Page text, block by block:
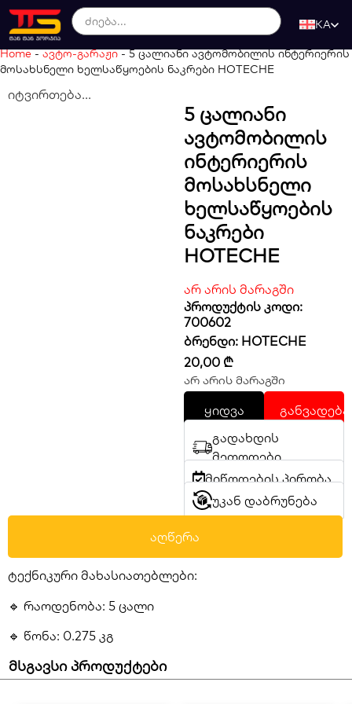
KA
Home-ავტო-გარაჟი-5 ცალიანი ავტომობილის ინტერიერის
მოსახსნელი ხელსაწყოების ნაკრები HOTECHE
იტვირთება...
5 Ცალიანი
Ავტომობილის
Ინტერიერის
Მოსახსნელი
Ხელსაწყოების
Ნაკრები
HOTECHE
არ არის მარაგში
პროდუქტის კოდი:
700602
ბრენდი: HOTECHE
20,00 ₾
არ არის მარაგში
ყიდვა
განვადება
გადახდის
მეთოდები
მიწოდების პირობა
უკან დაბრუნება
აღწერა
ტექნიკური მახასიათებლები:
🔹 რაოდენობა: 5 ცალი
🔹 წონა: 0.275 კგ
მსგავსი პროდუქტები